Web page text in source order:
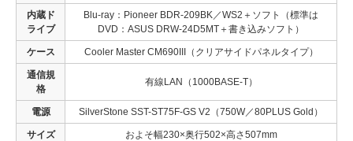
内蔵ド
ライブ
Blu-ray：Pioneer BDR-209BK／WS2＋ソフト（標準は
DVD：ASUS DRW-24D5MT＋書き込みソフト）
ケース Cooler Master CM690III（クリアサイドパネルタイプ）
通信規
格
有線LAN（1000BASE-T）
電源 SilverStone SST-ST75F-GS V2（750W／80PLUS Gold）
サイズ およそ幅230×奥行502×高さ507mm